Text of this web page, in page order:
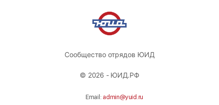
Сообщество отрядов ЮИД
© 2026 - ЮИД.РФ
Email: admin@yuid.ru